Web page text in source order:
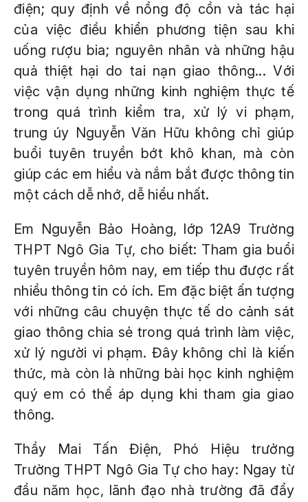
điện; quy định về nồng độ cồn và tác hại
của việc điều khiển phương tiện sau khi
uống rượu bia; nguyên nhân và những hậu
quả thiệt hại do tai nạn giao thông... Với
việc vận dụng những kinh nghiệm thực tế
trong quá trình kiểm tra, xử lý vi phạm,
trung úy Nguyễn Văn Hữu không chỉ giúp
buổi tuyên truyền bớt khô khan, mà còn
giúp các em hiểu và nắm bắt được thông tin
một cách dễ nhớ, dễ hiểu nhất.
Em Nguyễn Bảo Hoàng, lớp 12A9 Trường
THPT Ngô Gia Tự, cho biết: Tham gia buổi
tuyên truyền hôm nay, em tiếp thu được rất
nhiều thông tin có ích. Em đặc biệt ấn tượng
với những câu chuyện thực tế do cảnh sát
giao thông chia sẻ trong quá trình làm việc,
xử lý người vi phạm. Đây không chỉ là kiến
thức, mà còn là những bài học kinh nghiệm
quý em có thể áp dụng khi tham gia giao
thông.
Thầy Mai Tấn Điện, Phó Hiệu trưởng
Trường THPT Ngô Gia Tự cho hay: Ngay từ
đầu năm học, lãnh đạo nhà trường đã đẩy